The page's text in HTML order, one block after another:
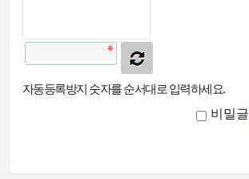
자동등록방지 숫자를 순서대로 입력하세요.
비밀글